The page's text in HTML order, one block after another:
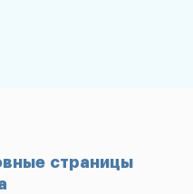
страницы